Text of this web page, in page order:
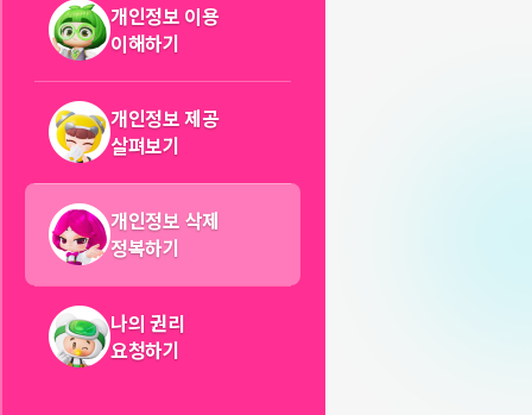
개인정보 이용
이해하기
개인정보 제공
살펴보기
개인정보 삭제
정복하기
나의 권리
요청하기